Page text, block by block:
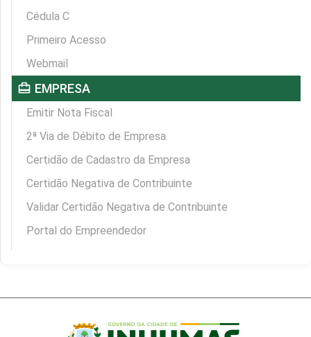
Cédula C
Primeiro Acesso
Webmail
card_travel EMPRESA
Emitir Nota Fiscal
2ª Via de Débito de Empresa
Certidão de Cadastro da Empresa
Certidão Negativa de Contribuinte
Validar Certidão Negativa de Contribuinte
Portal do Empreendedor